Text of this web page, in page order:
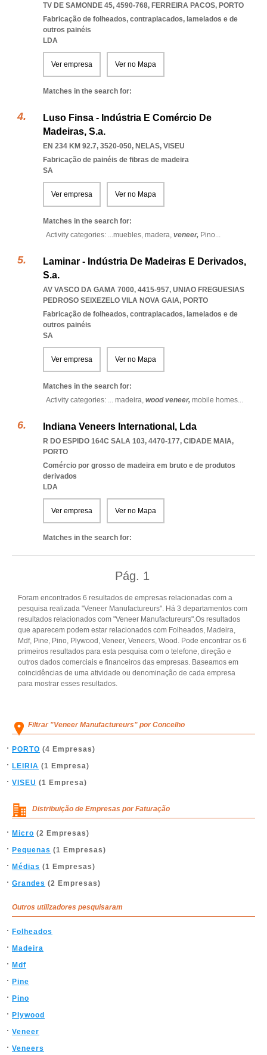
TV DE SAMONDE 45, 4590-768, FERREIRA PACOS, PORTO
Fabricação de folheados, contraplacados, lamelados e de
outros painéis
LDA
Ver empresa Ver no Mapa
Matches in the search for:
Luso Finsa - Indústria E Comércio De
Madeiras, S.a.
EN 234 KM 92.7, 3520-050, NELAS, VISEU
Fabricação de painéis de fibras de madeira
SA
Ver empresa Ver no Mapa
Matches in the search for:
Activity categories: ...muebles, madera, veneer, Pino...
Laminar - Indústria De Madeiras E Derivados,
S.a.
AV VASCO DA GAMA 7000, 4415-957, UNIAO FREGUESIAS
PEDROSO SEIXEZELO VILA NOVA GAIA, PORTO
Fabricação de folheados, contraplacados, lamelados e de
outros painéis
SA
Ver empresa Ver no Mapa
Matches in the search for:
Activity categories: ... madeira, wood veneer, mobile homes...
Indiana Veneers International, Lda
R DO ESPIDO 164C SALA 103, 4470-177, CIDADE MAIA,
PORTO
Comércio por grosso de madeira em bruto e de produtos
derivados
LDA
Ver empresa Ver no Mapa
Matches in the search for:
Pág. 1
Foram encontrados 6 resultados de empresas relacionadas com a
pesquisa realizada "Veneer Manufactureurs". Há 3 departamentos com
resultados relacionados com "Veneer Manufactureurs".Os resultados
que aparecem podem estar relacionados com Folheados, Madeira,
Mdf, Pine, Pino, Plywood, Veneer, Veneers, Wood. Pode encontrar os 6
primeiros resultados para esta pesquisa com o telefone, direção e
outros dados comerciais e financeiros das empresas. Baseamos em
coincidências de uma atividade ou denominação de cada empresa
para mostrar esses resultados.
Filtrar "Veneer Manufactureurs" por Concelho
PORTO (4 Empresas)
LEIRIA (1 Empresa)
VISEU (1 Empresa)
Distribuição de Empresas por Faturação
Micro (2 Empresas)
Pequenas (1 Empresas)
Médias (1 Empresas)
Grandes (2 Empresas)
Outros utilizadores pesquisaram
Folheados
Madeira
Mdf
Pine
Pino
Plywood
Veneer
Veneers